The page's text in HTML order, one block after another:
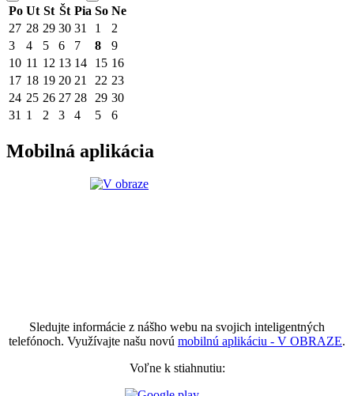
Po Ut St Št Pia So Ne
27 28 29 30 31 1
2
3
4 5 6 7 8
9
10 11 12 13 14 15 16
17 18 19 20 21 22 23
24 25 26 27 28 29 30
31 1 2 3 4 5 6
Mobilná aplikácia
Sledujte informácie z nášho webu na svojich inteligentných
telefónoch. Využívajte našu novú mobilnú aplikáciu - V OBRAZE.
Voľne k stiahnutiu: